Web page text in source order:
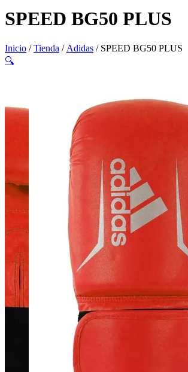
SPEED BG50 PLUS
Inicio /Tienda / Adidas / SPEED BG50 PLUS
🔍